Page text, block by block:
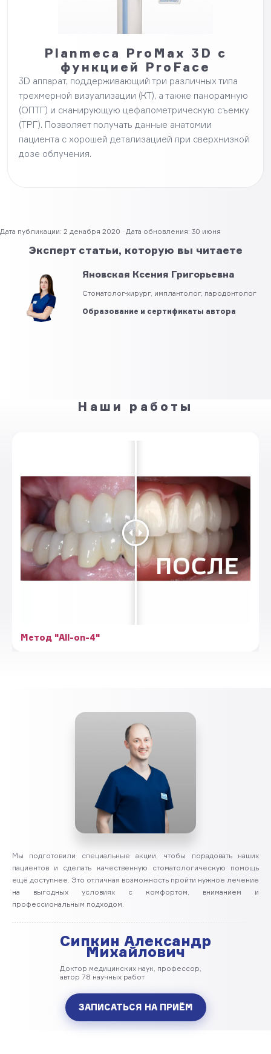
Planmeca ProMax 3D с
функцией ProFace
3D аппарат, поддерживающий три различных типа
трехмерной визуализации (КТ), а также панорамную
(ОПТГ) и сканирующую цефалометрическую съемку
(ТРГ). Позволяет получать данные анатомии
пациента с хорошей детализацией при сверхнизкой
дозе облучения.
Дата публикации: 2 декабря 2020 · Дата обновления: 30 июня
Эксперт статьи, которую вы читаете
Яновская Ксения Григорьевна
Стоматолог-хирург, имплантолог, пародонтолог
Образование и сертификаты автора
Наши работы
Метод "All-on-4"
Мы подготовили специальные акции, чтобы порадовать наших
пациентов и сделать качественную стоматологическую помощь
ещё доступнее. Это отличная возможность пройти нужное лечение
на выгодных условиях с комфортом, вниманием и
профессиональным подходом.
Сипкин Александр
Михайлович
Доктор медицинских наук, профессор,
автор 78 научных работ
ЗАПИСАТЬСЯ НА ПРИЁМ